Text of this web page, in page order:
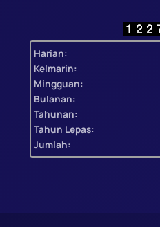
Harian:
Kelmarin:
Mingguan:
Bulanan:
Tahunan:
Tahun Lepas:
Jumlah: